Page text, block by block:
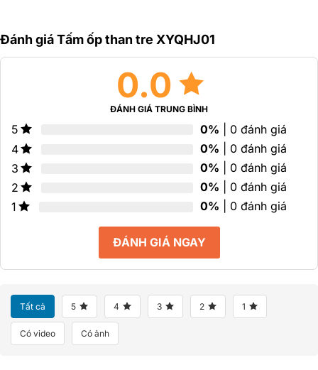
5
Đánh giá Tấm ốp than tre XYQHJ01
0.0
ĐÁNH GIÁ TRUNG BÌNH
5 0% | 0 đánh giá
4
0% | 0 đánh giá
3
0% | 0 đánh giá
2
0% | 0 đánh giá
1
0% | 0 đánh giá
ĐÁNH GIÁ NGAY
Tất cả 5 4 3 2 1
Có video Có ảnh